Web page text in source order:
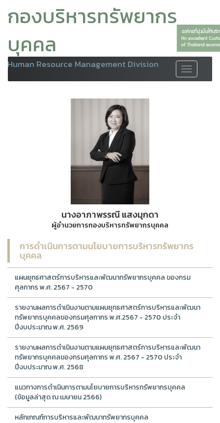
กองบริหารทรัพยากร
บุคคล
Human Resource Management Division
Toggle
navigation
นางอาภาพรรณี แสงมุกดา
ผู้อำนวยการกองบริหารทรัพยากรบุคคล
การดำเนินการตามนโยบายการบริหารทรัพยากร
บุคคล
แผนยุทธศาสตร์การบริหารและพัฒนาทรัพยากรบุคคล ของกรม
ศุลกากร พ.ศ. 2567 - 2570
รายงานผลการดำเนินงานตามแผนยุทธศาสตร์การบริหารและพัฒนา
ทรัพยากรบุคคลของกรมศุลกากร พ.ศ.2567 - 2570 ประจำ
ปีงบประมาณ พ.ศ. 2569
รายงานผลการดำเนินงานตามแผนยุทธศาสตร์การบริหารและพัฒนา
ทรัพยากรบุคคลของกรมศุลกากร พ.ศ. 2567 - 2570 ประจำ
ปีงบประมาณ พ.ศ. 2568
แนวทางการดำเนินการตามนโยบายการบริหารทรัพยากรบุคคล
(ข้อมูลล่าสุด ณ เมษายน 2566)
หลักเกณฑ์การบริหารและพัฒนาทรัพยากรบุคคล